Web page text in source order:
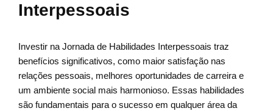
Interpessoais
Investir na Jornada de Habilidades Interpessoais traz
benefícios significativos, como maior satisfação nas
relações pessoais, melhores oportunidades de carreira e
um ambiente social mais harmonioso. Essas habilidades
são fundamentais para o sucesso em qualquer área da